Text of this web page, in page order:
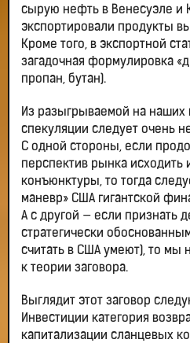
сырую нефть в Венесуэле и
экспортировали продукты
Кроме того, в экспортной
загадочная формулировка
пропан, бутан).
Из разыгрываемой на наших
спекуляции следует очень
С одной стороны, если
перспектив рынка исходить
конъюнктуры, то тогда
маневр» США гигантской
А с другой — если признать
стратегически
считать в США умеют), то мы
к теории заговора.
Выглядит этот заговор
Инвестиции категория
капитализации сланцевых